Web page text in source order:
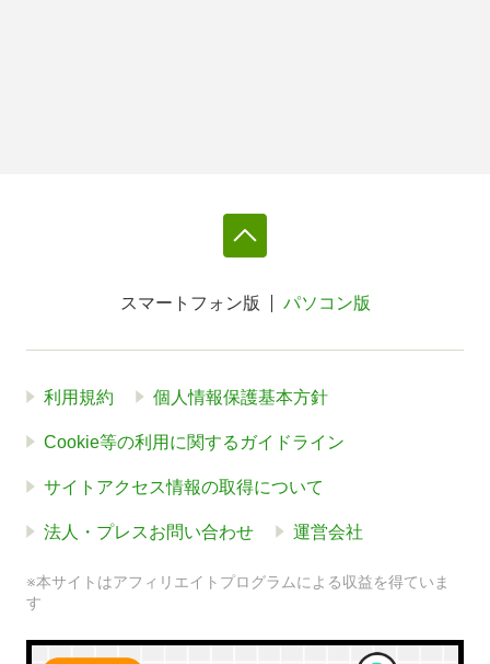
スマートフォン版 パソコン版
利用規約 個人情報保護基本方針
Cookie等の利用に関するガイドライン
サイトアクセス情報の取得について
法人・プレスお問い合わせ 運営会社
※本サイトはアフィリエイトプログラムによる収益を得ていま
す